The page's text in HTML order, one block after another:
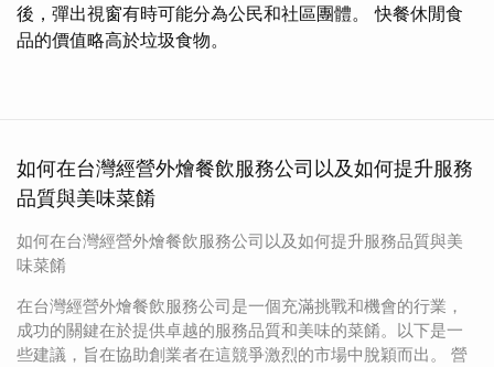
後，彈出視窗有時可能分為公民和社區團體。 快餐休閒食
品的價值略高於垃圾食物。
如何在台灣經營外燴餐飲服務公司以及如何提升服務
品質與美味菜餚
如何在台灣經營外燴餐飲服務公司以及如何提升服務品質與美
味菜餚
在台灣經營外燴餐飲服務公司是一個充滿挑戰和機會的行業，
成功的關鍵在於提供卓越的服務品質和美味的菜餚。以下是一
些建議，旨在協助創業者在這競爭激烈的市場中脫穎而出。 營